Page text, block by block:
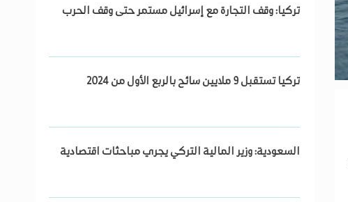
تركيا: وقف التجارة مع إسرائيل مستمر حتى وقف الحرب
تركيا تستقبل 9 ملايين سائح بالربع الأول من 2024
السعودية: وزير المالية التركي يجري مباحثات اقتصادية